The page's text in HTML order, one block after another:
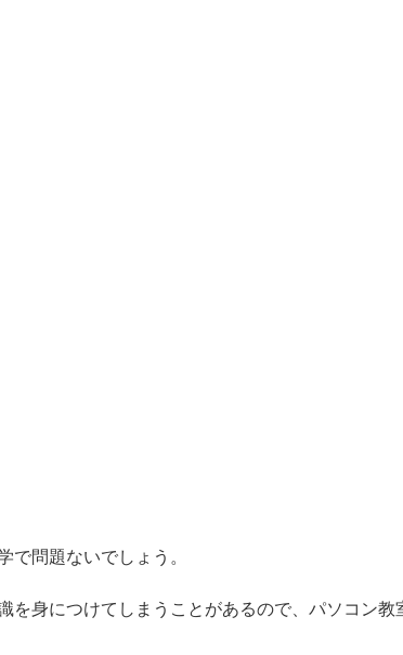
問題ないでしょう。
身につけてしまうことがあるので、パソコン教